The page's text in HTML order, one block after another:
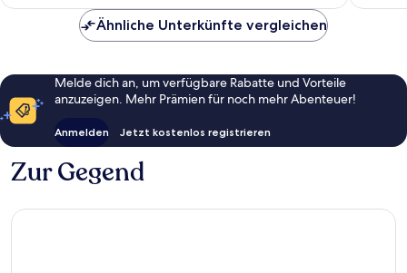
Ähnliche Unterkünfte vergleichen
Melde dich an, um verfügbare Rabatte und Vorteile
anzuzeigen. Mehr Prämien für noch mehr Abenteuer!
Anmelden Jetzt kostenlos registrieren
Zur Gegend